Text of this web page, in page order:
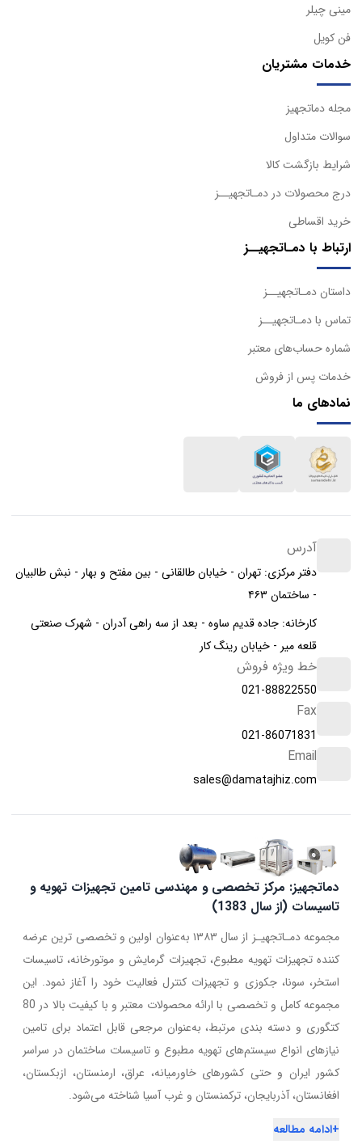
مینی چیلر
فن کویل
خدمات مشتریان
مجله دماتجهیز
سوالات متداول
شرایط بازگشت کالا
درج محصولات در دمـاتجهیــز
خرید اقساطی
ارتباط با دمـاتجهیــز
داستان دمـاتجهیــز
تماس با دمـاتجهیــز
شماره حساب‌های معتبر
خدمات پس از فروش
نمادهای ما
آدرس
دفتر مرکزی: تهران - خیابان طالقانی - بین مفتح و بهار - نبش طالبیان
- ساختمان ۴۶۳
کارخانه: جاده قدیم ساوه - بعد از سه راهی آدران - شهرک صنعتی
قلعه میر - خیابان رینگ کار
خط ویژه فروش
021-88822550
Fax
021-86071831
Email
sales@damatajhiz.com
دماتجهیز: مرکز تخصصی و مهندسی تامین تجهیزات تهویه و
تاسیسات (از سال 1383)
مجموعه دمـاتجهیـز از سال ۱۳۸۳ به‌عنوان اولین و تخصصی ترین عرضه
کننده تجهیزات تهویه مطبوع، تجهیزات گرمایش و موتورخانه، تاسیسات
استخر، سونا، جکوزی و تجهیزات کنترل فعالیت خود را آغاز نمود. این
مجموعه کامل و تخصصی با ارائه محصولات معتبر و با کیفیت بالا در 80
کتگوری و دسته بندی مرتبط، به‌عنوان مرجعی قابل اعتماد برای تامین
نیازهای انواع سیستم‌های تهویه مطبوع و تاسیسات ساختمان در سراسر
کشور ایران و حتی کشورهای خاورمیانه، عراق، ارمنستان، ازبکستان،
افغانستان، آذربایجان، ترکمنستان و غرب آسیا شناخته می‌شود.
+ادامه مطالعه